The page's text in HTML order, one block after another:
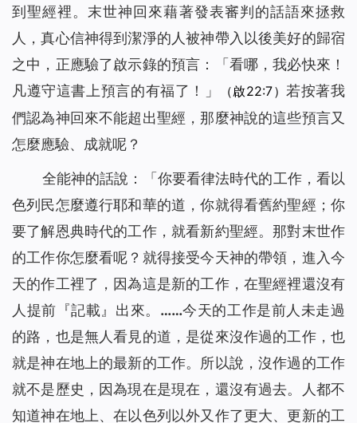
到聖經裡。末世神回來藉著發表審判的話語來拯救
人，真心信神得到潔淨的人被神帶入以後美好的歸宿
之中，正應驗了啟示錄的預言：「 看哪，我必快來！
凡遵守這書上預言的有福了！
」 （啟22:7）若按著我
們認為神回來不能超出聖經，那麼神說的這些預言又
怎麼應驗、成就呢？
全能神的話說：「 你要看律法時代的工作，看以
色列民怎麼遵行耶和華的道，你就得看舊約聖經；你
要了解恩典時代的工作，就看新約聖經。那對末世作
的工作你怎麼看呢？就得接受今天神的帶領，進入今
天的作工裡了，因為這是新的工作，在聖經裡還沒有
人提前『記載』出來。……今天的工作是前人未走過
的路，也是無人看見的道，是從來沒作過的工作，也
就是神在地上的最新的工作。所以說，沒作過的工作
就不是歷史，因為現在是現在，還沒有過去。人都不
知道神在地上、在以色列以外又作了更大、更新的工